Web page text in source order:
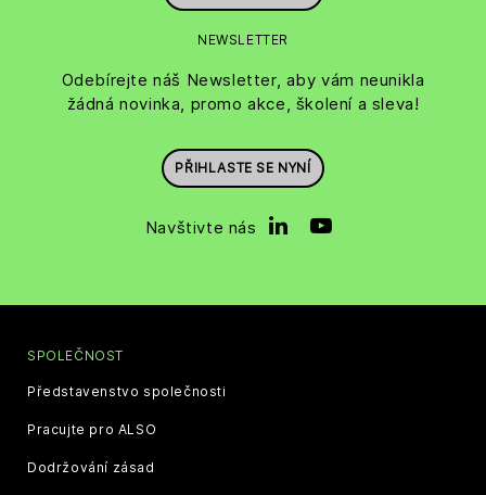
NEWSLETTER
Odebírejte náš Newsletter, aby vám neunikla
žádná novinka, promo akce, školení a sleva!
PŘIHLASTE SE NYNÍ
Navštivte nás
SPOLEČNOST
Představenstvo společnosti
Pracujte pro ALSO
Dodržování zásad